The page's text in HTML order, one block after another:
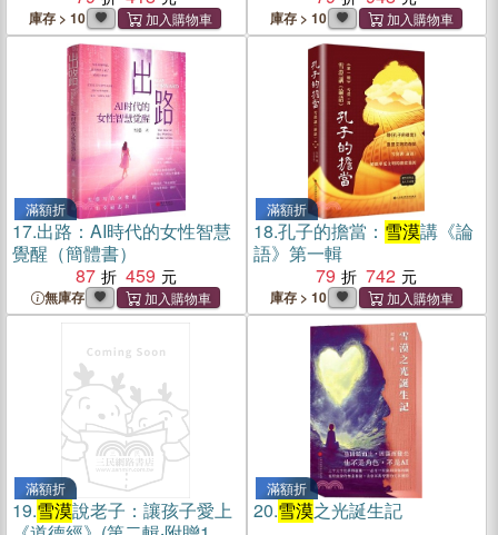
庫存 > 10 庫存 > 10
滿額折
17.出路：AI時代的女性智慧
覺醒（簡體書）
87
459
無庫存
滿額折
18.孔子的擔當： 雪漠講《論
語》第一輯
79
742
庫存 > 10
滿額折
19.雪漠說老子：讓孩子愛上
滿額折
20.雪漠之光誕生記